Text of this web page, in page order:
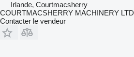
Irlande, Courtmacsherry
COURTMACSHERRY MACHINERY LTD
Contacter le vendeur